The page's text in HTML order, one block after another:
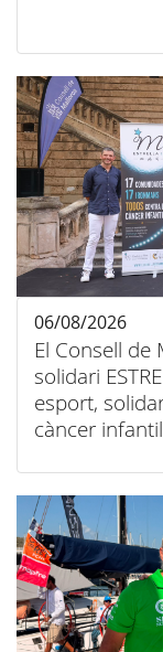
El Consell
solidari
esport,
càncer infantil
06/08/2026